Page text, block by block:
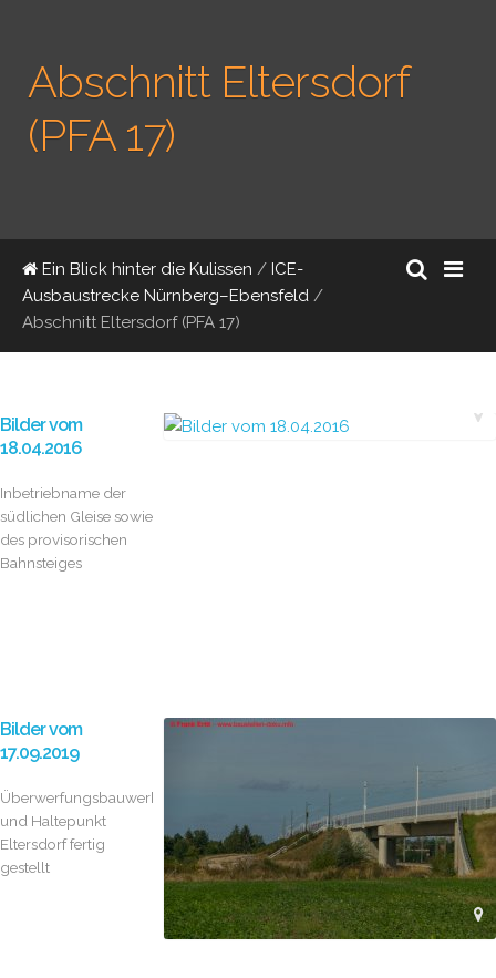
Abschnitt Eltersdorf
(PFA 17)
Ein Blick hinter die Kulissen / ICE-
Ausbaustrecke Nürnberg–Ebensfeld /
Abschnitt Eltersdorf (PFA 17)
Bilder vom
18.04.2016
Inbetriebname der
südlichen Gleise sowie
des provisorischen
Bahnsteiges
Bilder vom
17.09.2019
Überwerfungsbauwerk
und Haltepunkt
Eltersdorf fertig
gestellt